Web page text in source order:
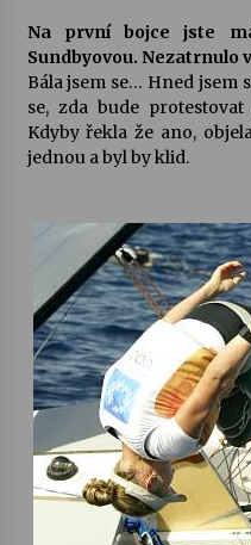
Na první bojce jste
Sundbyovou. Nezatrnulo
Bála jsem se… Hned jsem
se, zda bude
Kdyby řekla že ano,
jednou a byl by klid.